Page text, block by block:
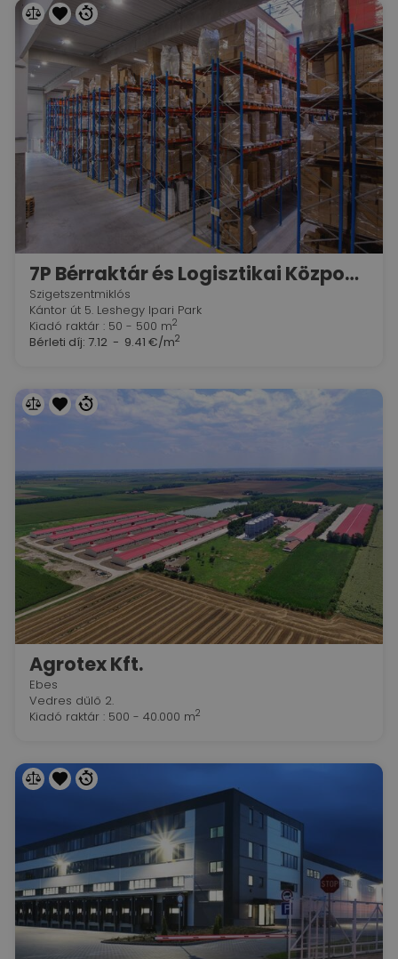
7P Bérraktár és Logisztikai Központ - Leshegy Ipari Park!
Szigetszentmiklós
Kántor út 5. Leshegy Ipari Park
Kiadó raktár : 50 - 500 m2
Bérleti díj: 7.12 - 9.41 €/m2
Agrotex Kft.
Ebes
Vedres dűlő 2.
Kiadó raktár : 500 - 40.000 m2